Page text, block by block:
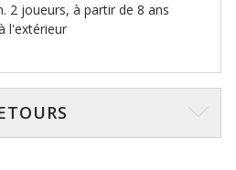
2 joueurs, à partir de 8 ans
l'extérieur